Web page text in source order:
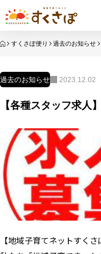
HOME
すくさぽ便り 過去のお知らせ
過去のお知らせ 2023.12.02
【各種スタッフ求人】
【地域子育てネットすく